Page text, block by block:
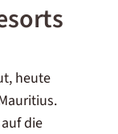
heute
die